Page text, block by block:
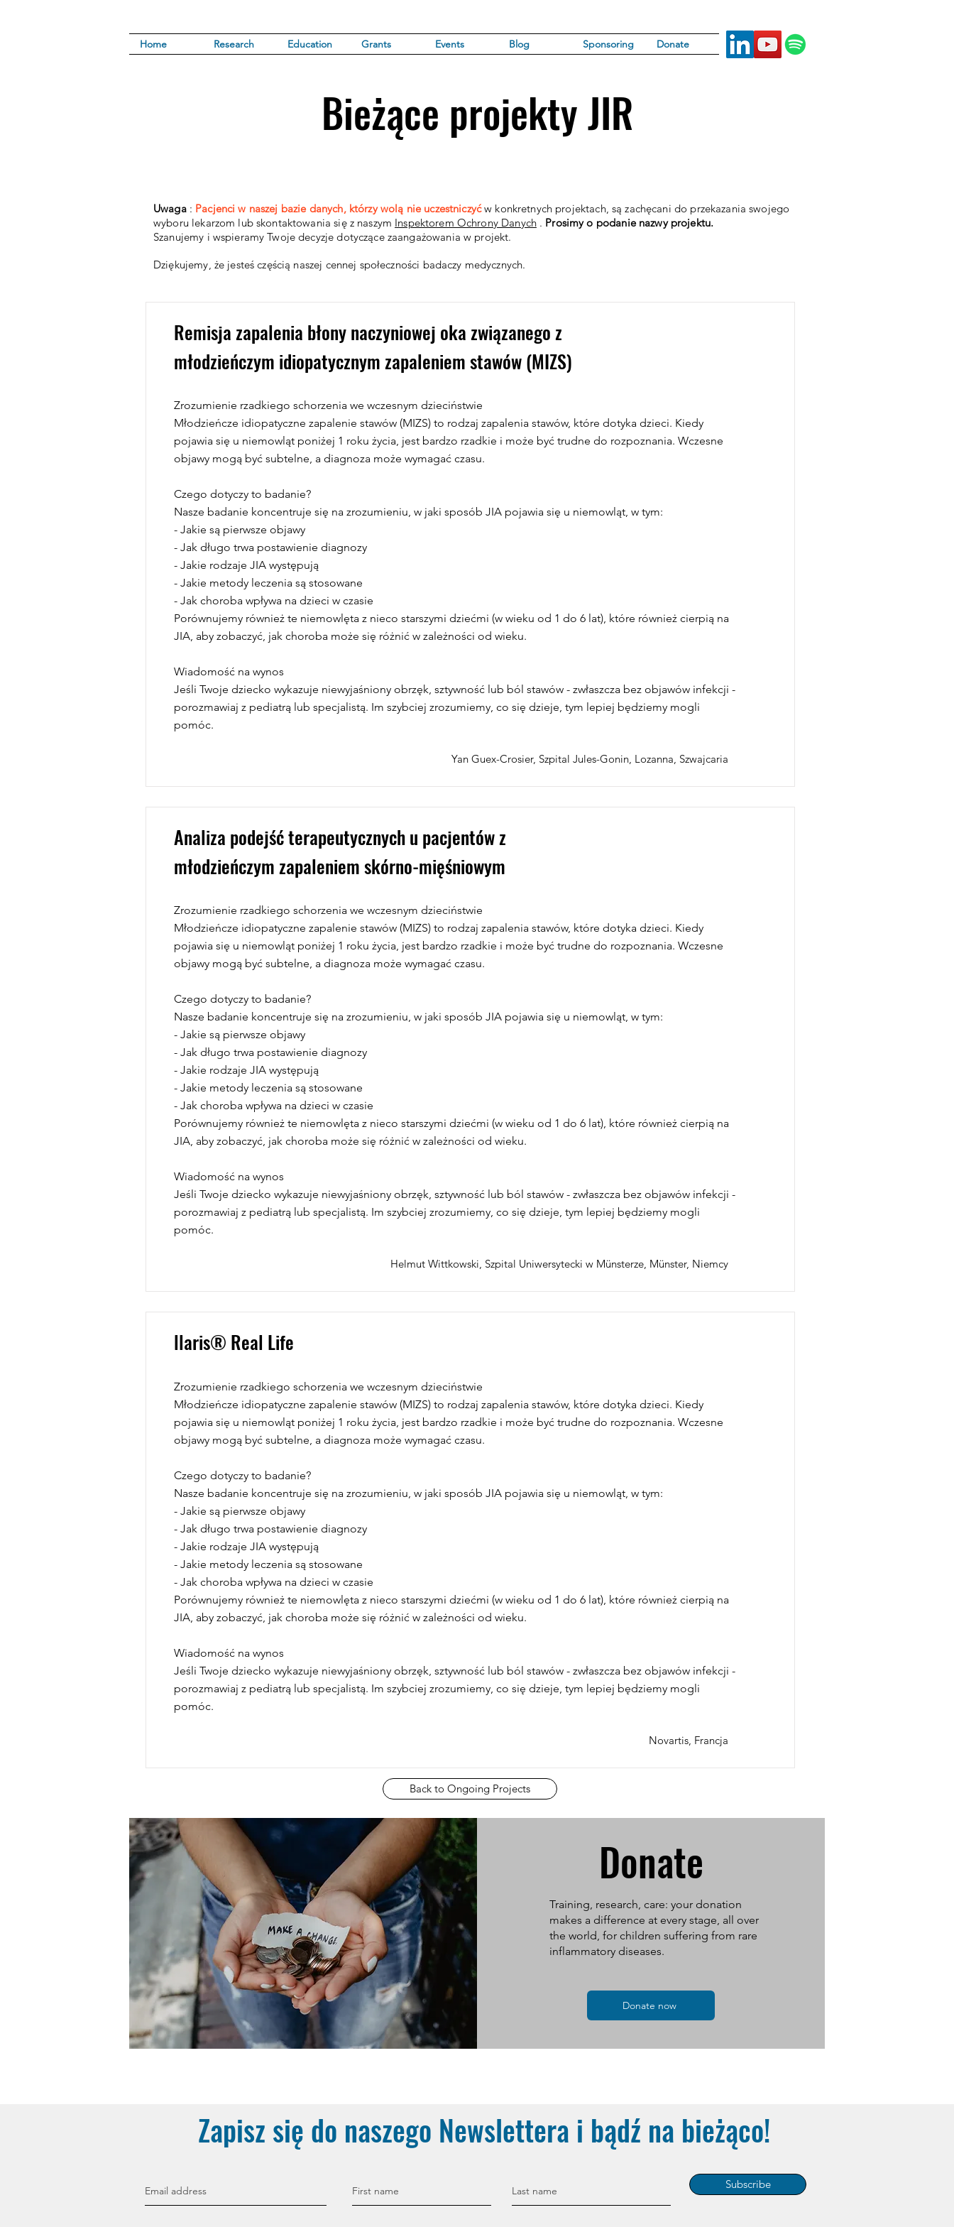
Home Research Education Grants Events Blog Sponsoring Donate
Bieżące projekty JIR
Uwaga: Pacjenci w naszej bazie danych, którzy wolą nie uczestniczyć w konkretnych projektach, są zachęcani do przekazania swojego
wyboru lekarzom lub skontaktowania się z naszym Inspektorem Ochrony Danych. Prosimy o podanie nazwy projektu.
Szanujemy i wspieramy Twoje decyzje dotyczące zaangażowania w projekt.
Dziękujemy, że jesteś częścią naszej cennej społeczności badaczy medycznych.
Remisja zapalenia błony naczyniowej oka związanego z
młodzieńczym idiopatycznym zapaleniem stawów (MIZS)
Zrozumienie rzadkiego schorzenia we wczesnym dzieciństwie
Młodzieńcze idiopatyczne zapalenie stawów (MIZS) to rodzaj zapalenia stawów, które dotyka dzieci. Kiedy
pojawia się u niemowląt poniżej 1 roku życia, jest bardzo rzadkie i może być trudne do rozpoznania. Wczesne
objawy mogą być subtelne, a diagnoza może wymagać czasu.
Czego dotyczy to badanie?
Nasze badanie koncentruje się na zrozumieniu, w jaki sposób JIA pojawia się u niemowląt, w tym:
- Jakie są pierwsze objawy
- Jak długo trwa postawienie diagnozy
- Jakie rodzaje JIA występują
- Jakie metody leczenia są stosowane
- Jak choroba wpływa na dzieci w czasie
Porównujemy również te niemowlęta z nieco starszymi dziećmi (w wieku od 1 do 6 lat), które również cierpią na
JIA, aby zobaczyć, jak choroba może się różnić w zależności od wieku.
Wiadomość na wynos
Jeśli Twoje dziecko wykazuje niewyjaśniony obrzęk, sztywność lub ból stawów - zwłaszcza bez objawów infekcji -
porozmawiaj z pediatrą lub specjalistą. Im szybciej zrozumiemy, co się dzieje, tym lepiej będziemy mogli
pomóc.
Yan Guex-Crosier, Szpital Jules-Gonin, Lozanna, Szwajcaria
Analiza podejść terapeutycznych u pacjentów z
młodzieńczym zapaleniem skórno-mięśniowym
Zrozumienie rzadkiego schorzenia we wczesnym dzieciństwie
Młodzieńcze idiopatyczne zapalenie stawów (MIZS) to rodzaj zapalenia stawów, które dotyka dzieci. Kiedy
pojawia się u niemowląt poniżej 1 roku życia, jest bardzo rzadkie i może być trudne do rozpoznania. Wczesne
objawy mogą być subtelne, a diagnoza może wymagać czasu.
Czego dotyczy to badanie?
Nasze badanie koncentruje się na zrozumieniu, w jaki sposób JIA pojawia się u niemowląt, w tym:
- Jakie są pierwsze objawy
- Jak długo trwa postawienie diagnozy
- Jakie rodzaje JIA występują
- Jakie metody leczenia są stosowane
- Jak choroba wpływa na dzieci w czasie
Porównujemy również te niemowlęta z nieco starszymi dziećmi (w wieku od 1 do 6 lat), które również cierpią na
JIA, aby zobaczyć, jak choroba może się różnić w zależności od wieku.
Wiadomość na wynos
Jeśli Twoje dziecko wykazuje niewyjaśniony obrzęk, sztywność lub ból stawów - zwłaszcza bez objawów infekcji -
porozmawiaj z pediatrą lub specjalistą. Im szybciej zrozumiemy, co się dzieje, tym lepiej będziemy mogli
pomóc.
Helmut Wittkowski, Szpital Uniwersytecki w Münsterze, Münster, Niemcy
llaris® Real Life
Zrozumienie rzadkiego schorzenia we wczesnym dzieciństwie
Młodzieńcze idiopatyczne zapalenie stawów (MIZS) to rodzaj zapalenia stawów, które dotyka dzieci. Kiedy
pojawia się u niemowląt poniżej 1 roku życia, jest bardzo rzadkie i może być trudne do rozpoznania. Wczesne
objawy mogą być subtelne, a diagnoza może wymagać czasu.
Czego dotyczy to badanie?
Nasze badanie koncentruje się na zrozumieniu, w jaki sposób JIA pojawia się u niemowląt, w tym:
- Jakie są pierwsze objawy
- Jak długo trwa postawienie diagnozy
- Jakie rodzaje JIA występują
- Jakie metody leczenia są stosowane
- Jak choroba wpływa na dzieci w czasie
Porównujemy również te niemowlęta z nieco starszymi dziećmi (w wieku od 1 do 6 lat), które również cierpią na
JIA, aby zobaczyć, jak choroba może się różnić w zależności od wieku.
Wiadomość na wynos
Jeśli Twoje dziecko wykazuje niewyjaśniony obrzęk, sztywność lub ból stawów - zwłaszcza bez objawów infekcji -
porozmawiaj z pediatrą lub specjalistą. Im szybciej zrozumiemy, co się dzieje, tym lepiej będziemy mogli
pomóc.
Novartis, Francja
Back to Ongoing Projects
Donate
Training, research, care: your donation
makes a difference at every stage, all over
the world, for children suffering from rare
inflammatory diseases.
Donate now
Zapisz się do naszego Newslettera i bądź na bieżąco!
Subscribe